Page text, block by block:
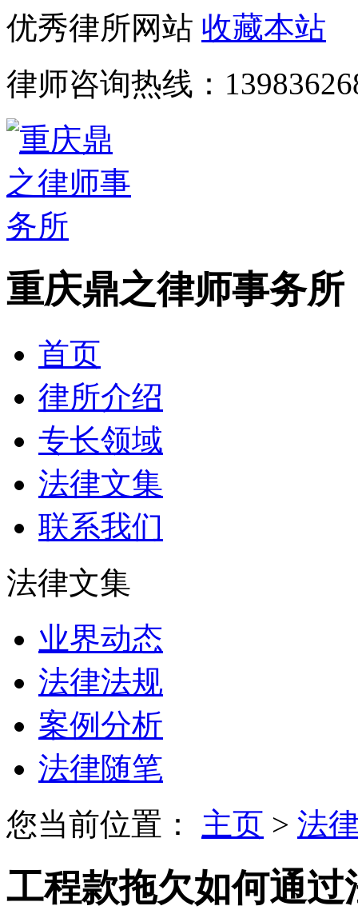
优秀律所网站 收藏本站
律师咨询热线：
重庆鼎之律师事务所
首页
律所介绍
专长领域
法律文集
联系我们
法律文集
业界动态
法律法规
案例分析
法律随笔
您当前位置： 主页 > 法
工程款拖欠如何通过